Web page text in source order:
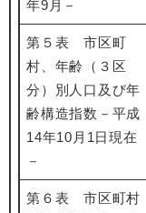
年9月－
第５表 市区町
村、年齢（３区
分）別人口及び年
齢構造指数－平成
14年10月1日現在
－
第６表 市区町村